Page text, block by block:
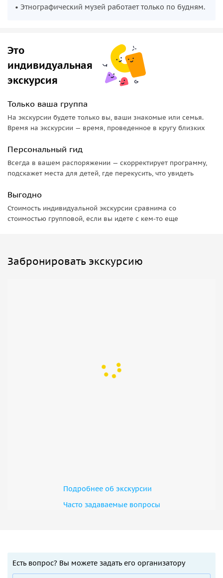
• Этнографический музей работает только по будням.
Это
индивидуальная
экскурсия
Только ваша группа
На экскурсии будете только вы, ваши знакомые или семья.
Время на экскурсии — время, проведенное в кругу близких
Персональный гид
Всегда в вашем распоряжении — скорректирует программу,
подскажет места для детей, где перекусить, что увидеть
Выгодно
Стоимость индивидуальной экскурсии сравнима со
стоимостью групповой, если вы идете с кем-то еще
Забронировать экскурсию
Подробнее об экскурсии
Часто задаваемые вопросы
Есть вопрос? Вы можете задать его организатору